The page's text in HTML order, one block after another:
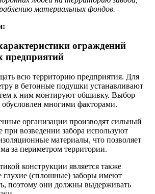
материальных фондов.
ограждений
всю территорию предприятия. Для
в бетонные подушки устанавливают
к ним монтируют обшивку. Выбор
многими факторами.
организации производят сильный
возведении забора используют
материалы, что позволяет
за периметром территории.
конструкции является также
глухие (сплошные) заборы имеют
поэтому они должны выдерживать